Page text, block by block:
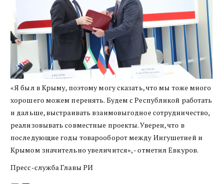
«Я был в Крыму, поэтому могу сказать, что мы тоже много
хорошего можем перенять. Будем с Республикой работать
и дальше, выстраивать взаимовыгодное сотрудничество,
реализовывать совместные проекты. Уверен, что в
последующие годы товарооборот между Ингушетией и
Крымом значительно увеличится», - отметил Евкуров.
Пресс-служба Главы РИ